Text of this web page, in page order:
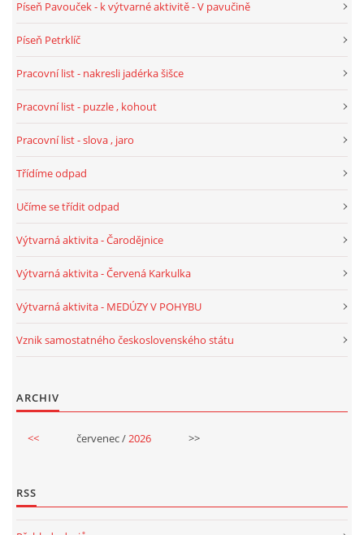
BÁSNĚ K TÉMATU ZIMA
POHYBOVÉ AKTIVITY NA TÉMA ZIMA
VZDĚLÁVACÍ PLÁN OD ZÁŘÍ DO ČERVNA
TÝDENNÍ PLÁNY
SMYSLOVÁ AKTIVITA
MONTESSORI AKTIVITA
JÓGOVÉ CVIČENÍ, TYPY, RADY, RECENZE
STÁTNÍ SVÁTKY
20.10. DEN STROMŮ
Píseň Pavouček - k výtvarné aktivitě - V pavučině
Píseň Petrklíč
Pracovní list - nakresli jadérka šišce
Pracovní list - puzzle , kohout
Pracovní list - slova , jaro
Třídíme odpad
Učíme se třídit odpad
Výtvarná aktivita - Čarodějnice
Výtvarná aktivita - Červená Karkulka
Výtvarná aktivita - MEDÚZY V POHYBU
Vznik samostatného československého státu
ARCHIV
<< červenec /2026 >>
RSS